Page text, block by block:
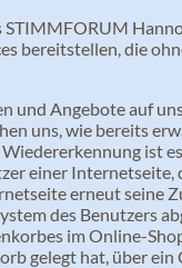
bereitstellen, die
und Angebote auf
uns, wie bereits
ist
einer Internetseite,
erneut seine
des Benutzers
im Online-
gelegt hat, über ein